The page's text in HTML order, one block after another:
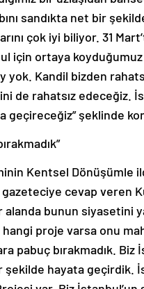
sandıkta net bir
çok iyi biliyor. 31
için ortaya
Kandil bizden
de rahatsız edeceğiz.
geçireceğiz” şeklinde
Kentsel Dönüşümle
cevap veren
bunun siyasetini
proje varsa onu
pabuç bırakmadık.
şekilde hayata geçirdik.